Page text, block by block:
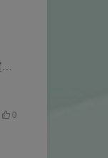
软件介绍 MAXHUB五代机搭配的是MT5A内置电脑模块，本次分享的maxhub系统镜像可在笔记本和台式机电脑上进行安装，也可以在maxhub平板 一体机上安装。Windows系统版本为WIN10企业版LTSC。常用的...
0